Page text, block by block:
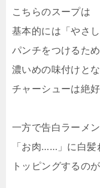
こちらのスープは
基本的には「やさ
パンチをつけるた
濃いめの味付けと
チャーシューは絶
一方で告白ラーメ
「お肉……」に白
トッピングするの